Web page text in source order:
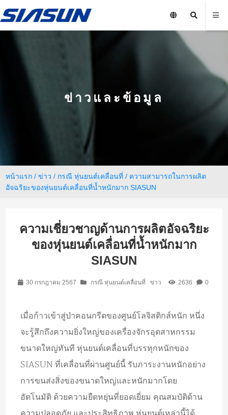
ข่าวและข้อมูล
หน้าแรก /ข่าว / กรณี หุ่นยนต์เคลื่อนที่ / ความสามารถในการผลิต
อัจฉริยะของหุ่นยนต์เคลื่อนที่น้ำหนักมาก SIASUN
ความเชี่ยวชาญด้านการผลิตอัจฉริยะ
ของหุ่นยนต์เคลื่อนที่น้ำหนักมาก
SIASUN
30 กรกฎาคม 2567 กรณี หุ่นยนต์เคลื่อนที่ ข่าว 2636 0
เมื่อก้าวเข้าสู่ป่าคอนกรีตของศูนย์โลจิสติกส์หนัก หนึ่ง
จะรู้สึกถึงความยิ่งใหญ่ของเครื่องจักรอุตสาหกรรม
ขนาดใหญ่ทันที หุ่นยนต์เคลื่อนที่บรรทุกหนักของ
SIASUN ที่เคลื่อนที่ผ่านศูนย์นี้ รับภาระงานหนักอย่าง
การขนส่งสิ่งของขนาดใหญ่และหนักมากโดย
อัตโนมัติ ด้วยความยืดหยุ่นที่ยอดเยี่ยม คุณสมบัติด้าน